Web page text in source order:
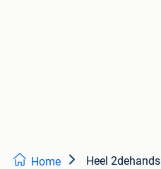
Home Heel 2dehands